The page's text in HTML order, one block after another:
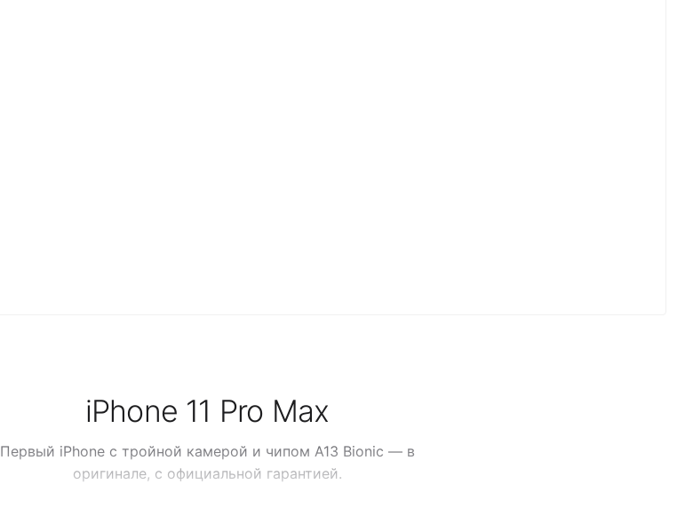
iPhone 11 Pro Max
Первый iPhone с тройной камерой и чипом A13 Bionic — в
оригинале, с официальной гарантией.